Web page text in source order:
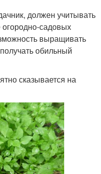
должен учитывать
огородно-садовых
выращивать
обильный
сказывается на